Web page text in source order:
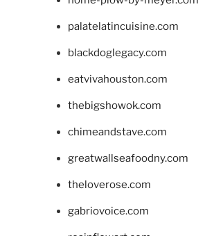
palatelatincuisine.com
blackdoglegacy.com
eatvivahouston.com
thebigshowok.com
chimeandstave.com
greatwallseafoodny.com
theloverose.com
gabriovoice.com